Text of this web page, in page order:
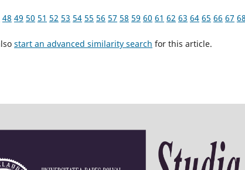
48 49 50 51 52 53 54 55 56 57 58 59 60 61 62 63 64 65 66 67 68
start an advanced similarity search for this article.